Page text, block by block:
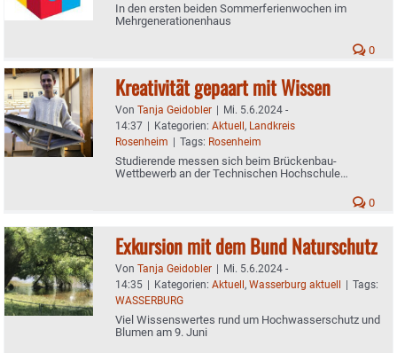
In den ersten beiden Sommerferienwochen im
Mehrgenerationenhaus
0
Kreativität gepaart mit Wissen
Von Tanja Geidobler | Mi. 5.6.2024 -
14:37 | Kategorien: Aktuell, Landkreis
Rosenheim | Tags: Rosenheim
Studierende messen sich beim Brückenbau-
Wettbewerb an der Technischen Hochschule
0
Exkursion mit dem Bund Naturschutz
Von Tanja Geidobler | Mi. 5.6.2024 -
14:35 | Kategorien: Aktuell, Wasserburg aktuell | Tags:
WASSERBURG
Viel Wissenswertes rund um Hochwasserschutz und
Blumen am 9. Juni